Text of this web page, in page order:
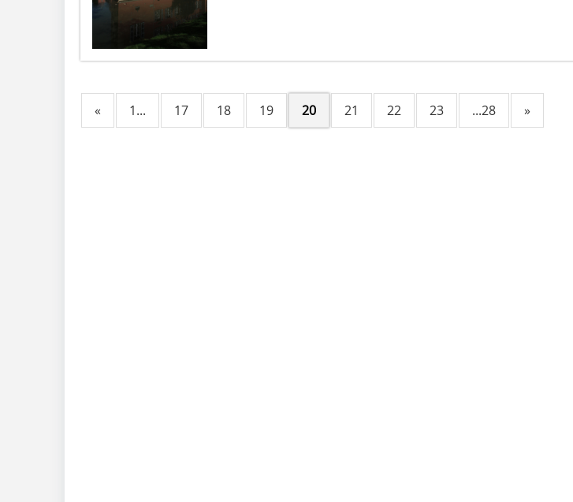
« 1... 17 18 19 20 21 22 23 ...28 »